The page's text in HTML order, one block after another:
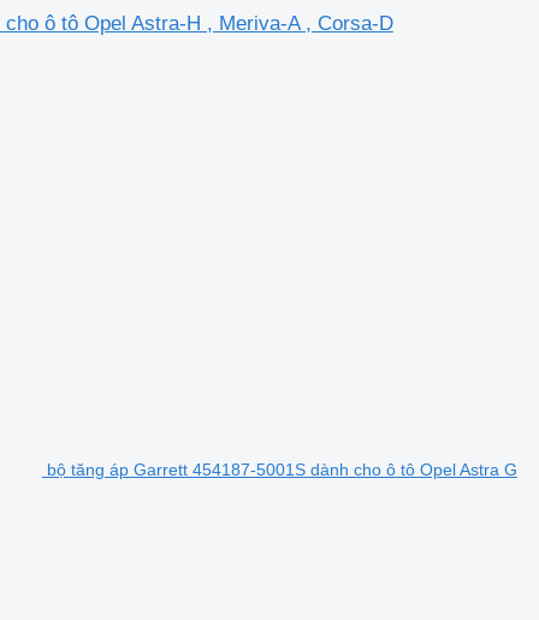
ô tô Opel Astra-H , Meriva-A , Corsa-D
bộ tăng áp Garrett 454187-5001S dành cho ô tô Opel Astra G